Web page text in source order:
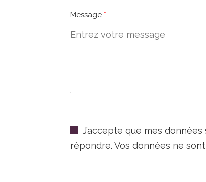
Message
J’accepte que mes
répondre. Vos données ne